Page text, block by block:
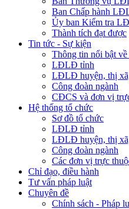
Ban Chấp hành
Ủy ban Kiểm tra
Thành tích đạt được
Tin tức - Sự kiện
Thông tin nổi bật
LĐLĐ tỉnh
LĐLĐ huyện, thị
Công đoàn ngành
CĐCS và đơn vị
Hệ thống tổ chức
Sơ đồ tổ chức
LĐLĐ tỉnh
LĐLĐ huyện, thị
Công đoàn ngành
Các đơn vị trực
Chỉ đạo, điều hành
Tư vấn pháp luật
Chuyên đề
Chính sách - Pháp